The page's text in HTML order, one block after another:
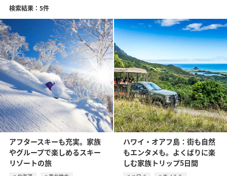
検索結果：5件
アフタースキーも充実。家族
やグループで楽しめるスキー
リゾートの旅
ハワイ・オアフ島：街も自然
もエンタメも。よくばりに楽
しむ家族トリップ5日間